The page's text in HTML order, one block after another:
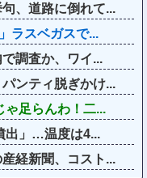
、道路に倒れて...
ラスベガスで...
調査か、ワイ...
ンティ脱ぎかけ...
ゃ足らんわ！二...
出」…温度は4...
経新聞、コスト...